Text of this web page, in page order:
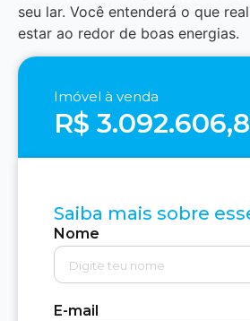
seu lar. Você entenderá o que
estar ao redor de boas energias.
Imóvel à venda
R$
Saiba mais sobre
Nome
E-mail